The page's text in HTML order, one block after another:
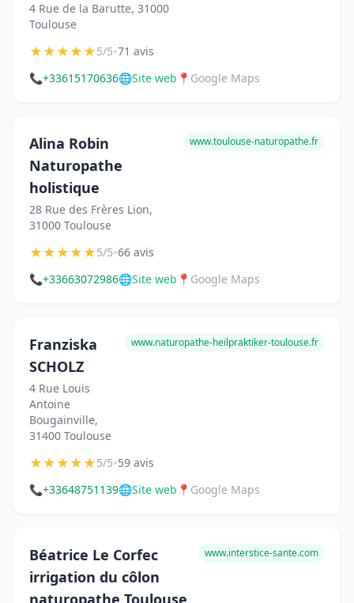
4 Rue de la Barutte, 31000
Toulouse
★★★★★5/5•71 avis
📞+33615170636🌐Site web 📍 Google Maps
Alina Robin
Naturopathe
holistique
28 Rue des Frères Lion,
31000 Toulouse
www.toulouse-naturopathe.fr
★★★★★5/5•66 avis
📞+33663072986🌐Site web 📍 Google Maps
Franziska
SCHOLZ
4 Rue Louis
Antoine
Bougainville,
31400 Toulouse
www.naturopathe-heilpraktiker-toulouse.fr
★★★★★5/5•59 avis
📞+33648751139🌐Site web 📍 Google Maps
Béatrice Le Corfec
irrigation du côlon
naturopathe Toulouse
www.interstice-sante.com